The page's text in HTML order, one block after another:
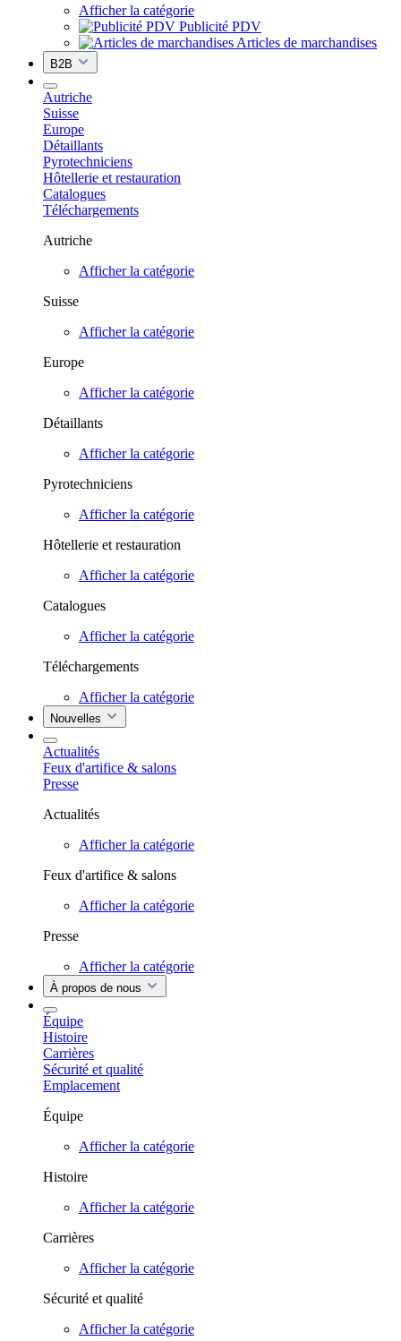
Afficher la catégorie
Publicité PDV
Articles de marchandises
B2B
Autriche
Suisse
Europe
Détaillants
Pyrotechniciens
Hôtellerie et restauration
Catalogues
Téléchargements
Autriche
Afficher la catégorie
Suisse
Afficher la catégorie
Europe
Afficher la catégorie
Détaillants
Afficher la catégorie
Pyrotechniciens
Afficher la catégorie
Hôtellerie et restauration
Afficher la catégorie
Catalogues
Afficher la catégorie
Téléchargements
Afficher la catégorie
Nouvelles
Actualités
Feux d'artifice & salons
Presse
Actualités
Afficher la catégorie
Feux d'artifice & salons
Afficher la catégorie
Presse
Afficher la catégorie
À propos de nous
Équipe
Histoire
Carrières
Sécurité et qualité
Emplacement
Équipe
Afficher la catégorie
Histoire
Afficher la catégorie
Carrières
Afficher la catégorie
Sécurité et qualité
Afficher la catégorie